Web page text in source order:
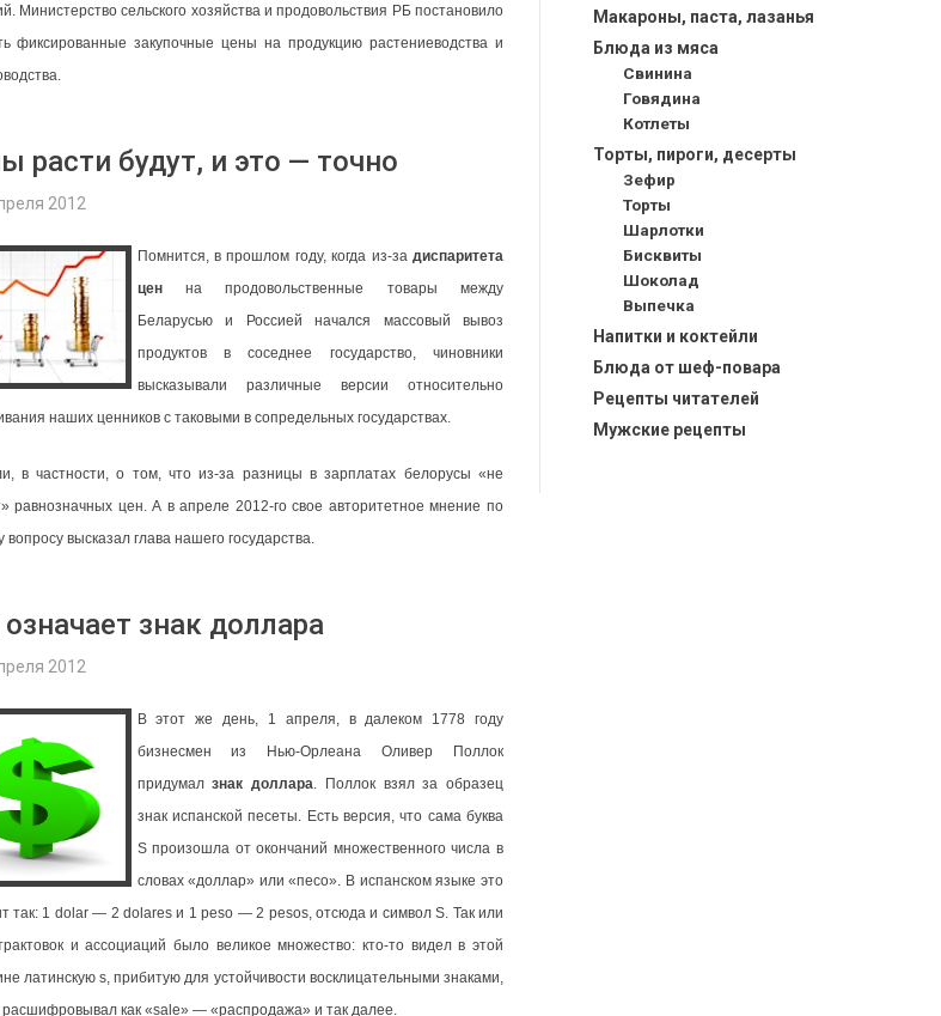
Министерство сельского хозяйства и продовольствия РБ постановило
фиксированные закупочные цены на продукцию растениеводства и
расти будут, и это — точно
2012
Помнится, в прошлом году, когда из-за диспаритета
ценна продовольственные товары между
Беларусью и Россией начался массовый вывоз
продуктов в соседнее государство, чиновники
высказывали различные версии относительно
наших ценников с таковыми в сопредельных государствах.
в частности, о том, что из-за разницы в зарплатах белорусы «не
равнозначных цен. А в апреле 2012-го свое авторитетное мнение по
вопросу высказал глава нашего государства.
знак доллара
2012
В этот же день, 1 апреля, в далеком 1778 году
бизнесмен из Нью-Орлеана Оливер Поллок
придумалзнак доллара . Поллок взял за образец
знак испанской песеты. Есть версия, что сама буква
S произошла от окончаний множественного числа в
словах «доллар» или «песо». В испанском языке это
так: 1 dolar — 2 dolares и 1 peso — 2 pesos, отсюда и символ S. Так или
и ассоциаций было великое множество: кто-то видел в этой
латинскую s, прибитую для устойчивости восклицательными знаками,
расшифровывал как «sale» — «распродажа» и так далее.
Макароны, паста, лазанья
Блюда из мяса
Свинина
Говядина
Котлеты
Торты, пироги, десерты
Зефир
Торты
Шарлотки
Бисквиты
Шоколад
Выпечка
Напитки и коктейли
Блюда от шеф-повара
Рецепты читателей
Мужские рецепты